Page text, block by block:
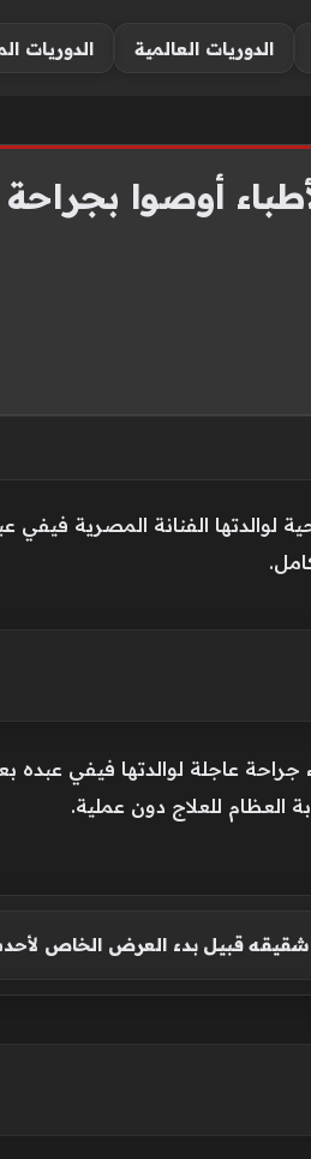
الدوريات العالمية الدوريات
أوصوا
لوالدتها الفنانة المصرية
جراحة عاجلة لوالدتها فيفي
العظام للعلاج دون عملية.
قبيل بدء العرض الخاص لأحدث